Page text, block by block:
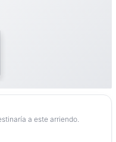
a este arriendo.